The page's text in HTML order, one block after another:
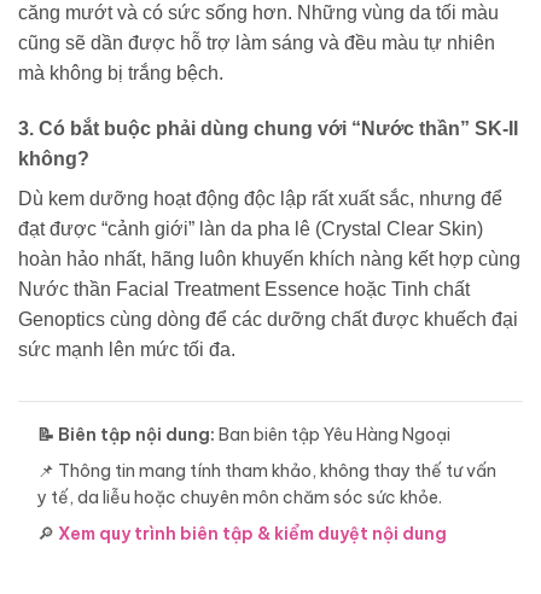
căng mướt và có sức sống hơn. Những vùng da tối màu
cũng sẽ dần được hỗ trợ làm sáng và đều màu tự nhiên
mà không bị trắng bệch.
3. Có bắt buộc phải dùng chung với “Nước thần” SK-II
không?
Dù kem dưỡng hoạt động độc lập rất xuất sắc, nhưng để
đạt được “cảnh giới” làn da pha lê (Crystal Clear Skin)
hoàn hảo nhất, hãng luôn khuyến khích nàng kết hợp cùng
Nước thần Facial Treatment Essence hoặc Tinh chất
Genoptics cùng dòng để các dưỡng chất được khuếch đại
sức mạnh lên mức tối đa.
📝 Biên tập nội dung: Ban biên tập Yêu Hàng Ngoại
📌 Thông tin mang tính tham khảo, không thay thế tư vấn
y tế, da liễu hoặc chuyên môn chăm sóc sức khỏe.
🔎 Xem quy trình biên tập & kiểm duyệt nội dung